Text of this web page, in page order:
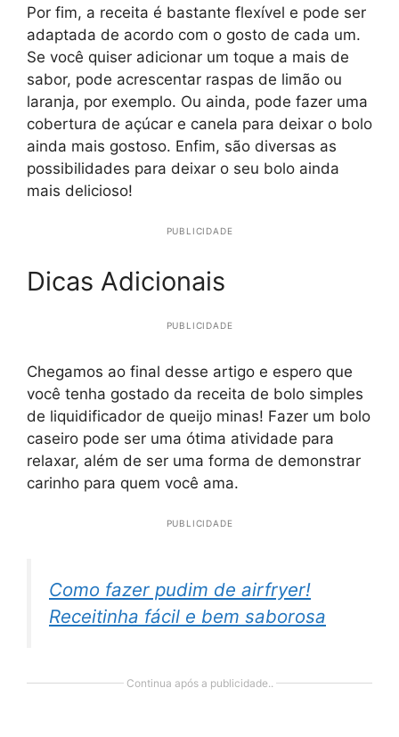
Por fim, a receita é bastante flexível e pode ser
adaptada de acordo com o gosto de cada um.
Se você quiser adicionar um toque a mais de
sabor, pode acrescentar raspas de limão ou
laranja, por exemplo. Ou ainda, pode fazer uma
cobertura de açúcar e canela para deixar o bolo
ainda mais gostoso. Enfim, são diversas as
possibilidades para deixar o seu bolo ainda
mais delicioso!
PUBLICIDADE
Dicas Adicionais
PUBLICIDADE
Chegamos ao final desse artigo e espero que
você tenha gostado da receita de bolo simples
de liquidificador de queijo minas! Fazer um bolo
caseiro pode ser uma ótima atividade para
relaxar, além de ser uma forma de demonstrar
carinho para quem você ama.
PUBLICIDADE
Como fazer pudim de airfryer!
Receitinha fácil e bem saborosa
Continua após a publicidade..